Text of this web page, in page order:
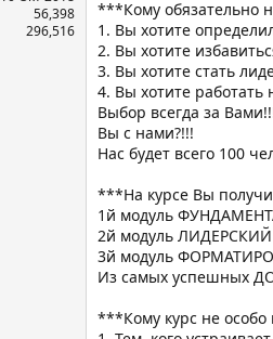
56,398
296,516
***Кому обязательно
1. Вы хотите
2. Вы хотите
3. Вы хотите стать
4. Вы хотите
Выбор всегда за
Вы с нами?!!!
Нас будет всего 100
***На курсе Вы
1й модуль
2й модуль
3й модуль
Из самых успешных
***Кому курс не особо